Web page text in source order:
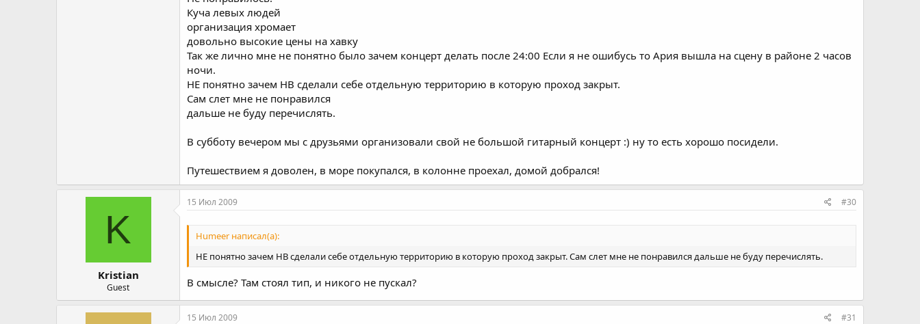
Куча левых людей
организация хромает
довольно высокие цены на хавку
Так же лично мне не понятно было зачем концерт делать после 24:00 Если я не ошибусь то Ария вышла на сцену в районе 2 часов
ночи.
НЕ понятно зачем НВ сделали себе отдельную территорию в которую проход закрыт.
Сам слет мне не понравился
дальше не буду перечислять.
В субботу вечером мы с друзьями организовали свой не большой гитарный концерт :) ну то есть хорошо посидели.
Путешествием я доволен, в море покупался, в колонне проехал, домой добрался!
K
Kristian
Guest
15 Июл 2009 #30
Humeer написал(а):
НЕ понятно зачем НВ сделали себе отдельную территорию в которую проход закрыт. Сам слет мне не понравился дальше не буду перечислять.
В смысле? Там стоял тип, и никого не пускал?
15 Июл 2009 #31